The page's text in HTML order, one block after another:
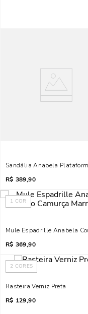
Sandália Anabela
R$ 389,90
1 COR
Mule Espadrille Anabela
R$ 369,90
2 CORES
Rasteira Verniz Preta
R$ 129,90